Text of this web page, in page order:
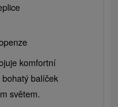
komfortní
balíček
světem.